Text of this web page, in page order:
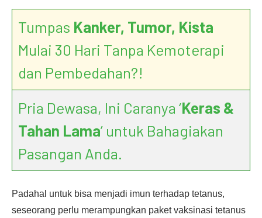
Tumpas Kanker, Tumor, Kista
Mulai 30 Hari Tanpa Kemoterapi
dan Pembedahan?!
Pria Dewasa, Ini Caranya ‘Keras &
Tahan Lama’ untuk Bahagiakan
Pasangan Anda.
Padahal untuk bisa menjadi imun terhadap tetanus,
seseorang perlu merampungkan paket vaksinasi tetanus